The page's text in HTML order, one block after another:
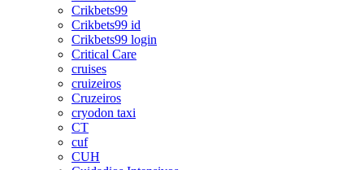
Crikbets99
Crikbets99 id
Crikbets99 login
Critical Care
cruises
cruizeiros
Cruzeiros
cryodon taxi
CT
cuf
CUH